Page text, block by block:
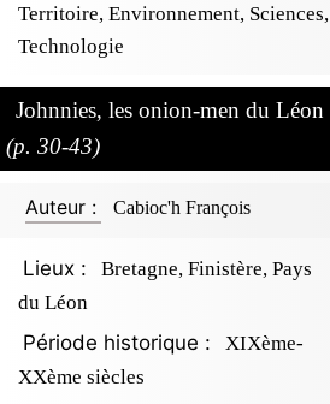
Territoire, Environnement, Sciences,
Technologie
Johnnies, les onion-men du Léon
(p. 30-43)
Auteur : Cabioc'h François
Lieux :
Bretagne, Finistère, Pays
du Léon
Période historique :
XIXème-
XXème siècles